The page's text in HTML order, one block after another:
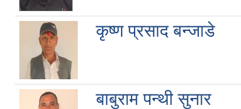
कृष्ण प्रसाद बन्जाडे
बाबुराम पन्थी सुनार